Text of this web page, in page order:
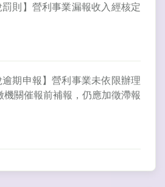
則】營利事業漏報收入經核定
期申報】營利事業未依限辦理
機關催報前補報，仍應加徵滯報